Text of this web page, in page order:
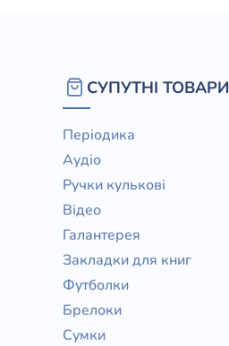
СУПУТНІ ТОВАРИ
Періодика
Аудіо
Ручки кулькові
Відео
Галантерея
Закладки для книг
Футболки
Брелоки
Сумки